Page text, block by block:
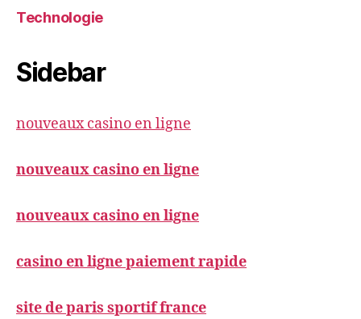
Technologie
Sidebar
nouveaux casino en ligne
nouveaux casino en ligne
nouveaux casino en ligne
casino en ligne paiement rapide
site de paris sportif france